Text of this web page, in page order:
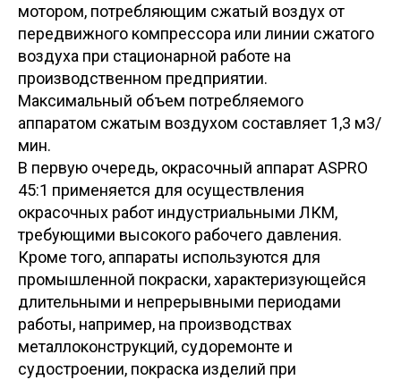
мотором, потребляющим сжатый воздух от
передвижного компрессора или линии сжатого
воздуха при стационарной работе на
производственном предприятии.
Максимальный объем потребляемого
аппаратом сжатым воздухом составляет 1,3 м3/
мин.
В первую очередь, окрасочный аппарат ASPRO
45:1 применяется для осуществления
окрасочных работ индустриальными ЛКМ,
требующими высокого рабочего давления.
Кроме того, аппараты используются для
промышленной покраски, характеризующейся
длительными и непрерывными периодами
работы, например, на производствах
металлоконструкций, судоремонте и
судостроении, покраска изделий при